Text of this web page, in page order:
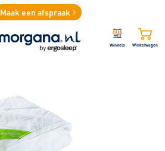
Maak een afspraak
Winkels Winkelwagen